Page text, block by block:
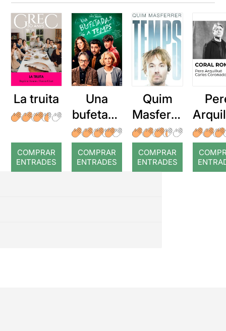
La truita
COMPRAR
ENTRADES
Una
bufetada
a temps
COMPRAR
ENTRADES
Quim
Masferre
r: Temps
COMPRAR
ENTRADES
: